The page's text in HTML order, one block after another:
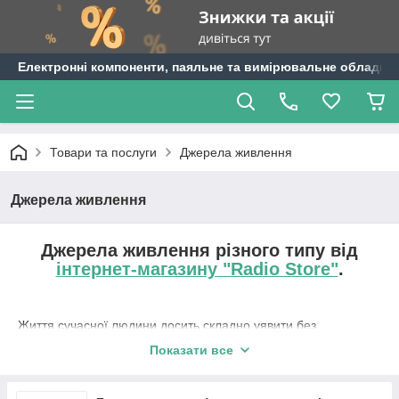
Електронні компоненти, паяльне та вимірювальне
Товари та послуги Джерела живлення
Джерела живлення
Джерела живлення різного типу від
інтернет-магазину "Radio Store".
Життя сучасної людини досить складно уявити без
асортимент різних приладів і аксесуарів. Для їх справного
Показати все